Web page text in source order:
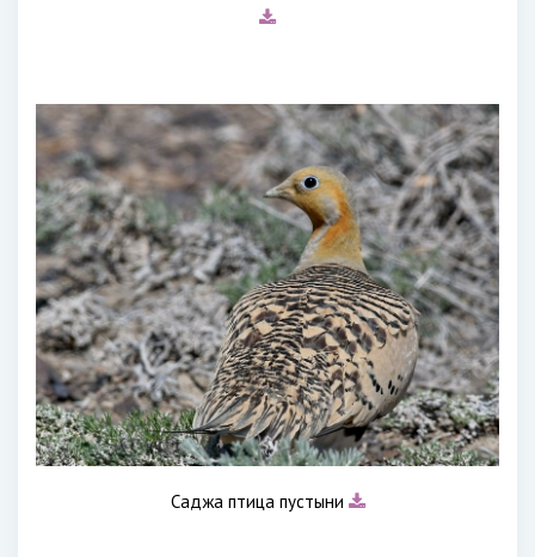
Саджа птица пустыни